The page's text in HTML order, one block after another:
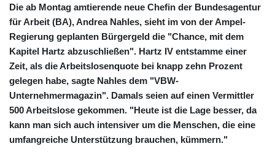
Die ab Montag amtierende neue Chefin der Bundesagentur
für Arbeit (BA), Andrea Nahles, sieht im von der Ampel-
Regierung geplanten Bürgergeld die "Chance, mit dem
Kapitel Hartz abzuschließen". Hartz IV entstamme einer
Zeit, als die Arbeitslosenquote bei knapp zehn Prozent
gelegen habe, sagte Nahles dem "VBW-
Unternehmermagazin". Damals seien auf einen Vermittler
500 Arbeitslose gekommen. "Heute ist die Lage besser, da
kann man sich auch intensiver um die Menschen, die eine
umfangreiche Unterstützung brauchen, kümmern."